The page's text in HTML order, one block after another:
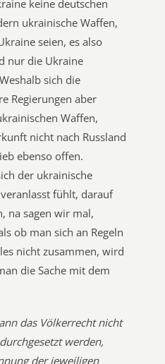
keine deutschen
ukrainische Waffen,
seien, es also
nur die Ukraine
sich die
Regierungen aber
Waffen,
nicht nach Russland
ebenso offen.
der ukrainische
fühlt, darauf
na sagen wir mal,
ob man sich an Regeln
nicht zusammen, wird
die Sache mit dem
das Völkerrecht nicht
werden,
der jeweiligen